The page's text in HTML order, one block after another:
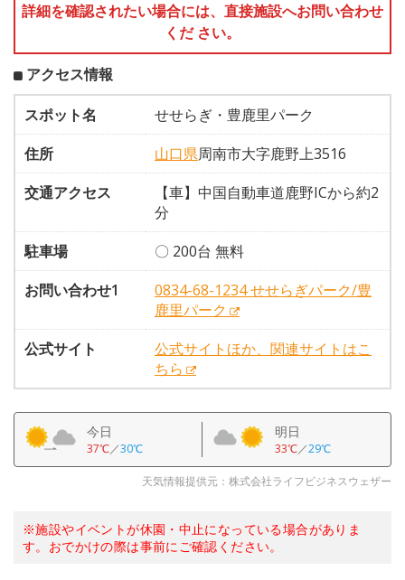
詳細を確認されたい場合には、直接施設へお問い合わせ
くだ さい。
アクセス情報
スポット名
せせらぎ・豊鹿里パーク
住所
山口県周南市大字鹿野上3516
交通アクセス
【車】中国自動車道鹿野ICから約2
分
駐車場
〇 200台 無料
お問い合わせ1
0834-68-1234 せせらぎパーク/豊
鹿里パーク
公式サイト
公式サイトほか、関連サイトはこ
ちら
今日
37℃／30℃
明日
33℃／29℃
天気情報提供元：株式会社ライフビジネスウェザー
※施設やイベントが休園・中止になっている場合がありま
す。おでかけの際は事前にご確認ください。